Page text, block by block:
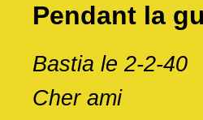
Pendant la
Bastia le 2-2-40
Cher ami